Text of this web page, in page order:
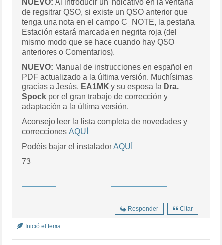
NUEVO:Al introducir un indicativo en la ventana
de regsitrar QSO, si existe un QSO anterior que
tenga una nota en el campo C_NOTE, la pestaña
Estación estará marcada en negrita roja (del
mismo modo que se hace cuando hay QSO
anteriores o Comentarios).
NUEVO: Manual de instrucciones en español en
PDF actualizado a la última versión. Muchísimas
gracias a Jesús, EA1MK y su esposa la Dra.
Spock por el gran trabajo de corrección y
adaptación a la última versión.
Aconsejo leer la lista completa de novedades y
correccionesAQUÍ
Podéis bajar el instaladorAQUÍ
73
Responder Citar
Inició el tema